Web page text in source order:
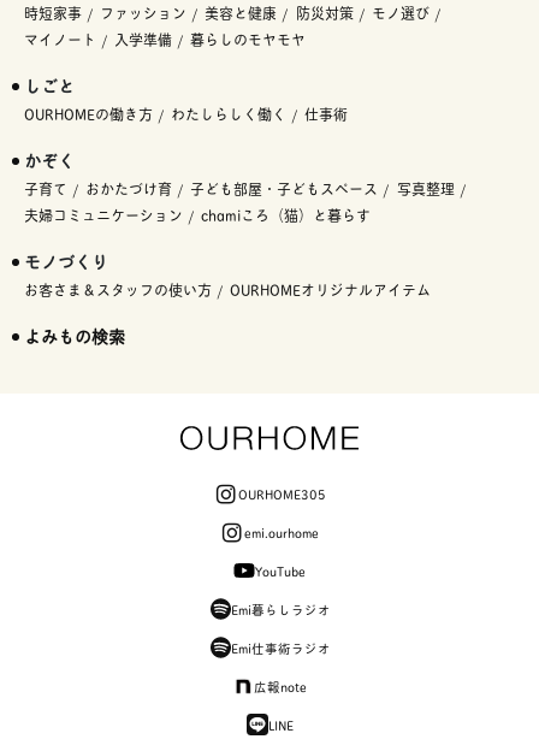
時短家事
ファッション 美容と健康 防災対策
モノ選び
マイノート
入学準備 暮らしのモヤモヤ
しごと
OURHOMEの働き方 わたしらしく働く 仕事術
かぞく
子育て おかたづけ育 子ども部屋・子どもスペース
写真整理
夫婦コミュニケーション
chamiころ（猫）と暮らす
モノづくり
お客さま＆スタッフの使い方 OURHOMEオリジナルアイテム
よみもの検索
OURHOME305
emi.ourhome
YouTube
Emi暮らしラジオ
Emi仕事術ラジオ
広報note
LINE